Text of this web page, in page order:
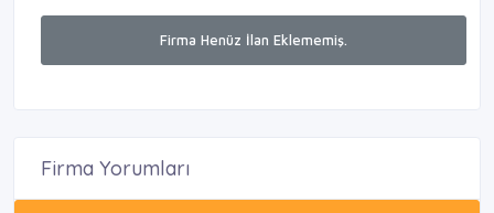
Firma Henüz İlan Eklememiş.
Firma Yorumları